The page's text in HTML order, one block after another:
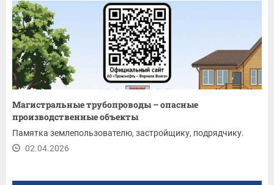
Магистральные трубопроводы – опасные
производственные объекты
Памятка землепользователю, застройщику, подрядчику.
02.04.2026